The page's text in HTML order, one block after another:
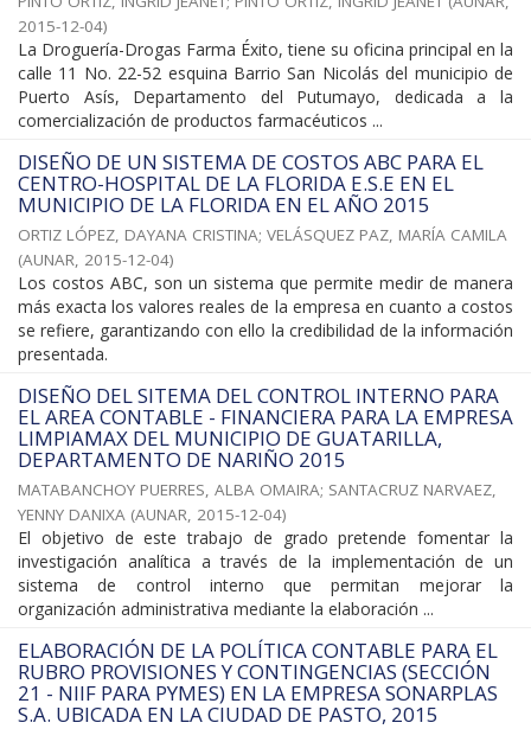
2015-12-04)
La Droguería-Drogas Farma Éxito, tiene su oficina principal en la
calle 11 No. 22-52 esquina Barrio San Nicolás del municipio de
Puerto Asís, Departamento del Putumayo, dedicada a la
comercialización de productos farmacéuticos ...
DISEÑO DE UN SISTEMA DE COSTOS ABC PARA EL
CENTRO-HOSPITAL DE LA FLORIDA E.S.E EN EL
MUNICIPIO DE LA FLORIDA EN EL AÑO 2015
ORTIZ LÓPEZ, DAYANA CRISTINA; VELÁSQUEZ PAZ, MARÍA CAMILA
(AUNAR, 2015-12-04)
Los costos ABC, son un sistema que permite medir de manera
más exacta los valores reales de la empresa en cuanto a costos
se refiere, garantizando con ello la credibilidad de la información
presentada.
DISEÑO DEL SITEMA DEL CONTROL INTERNO PARA
EL AREA CONTABLE - FINANCIERA PARA LA EMPRESA
LIMPIAMAX DEL MUNICIPIO DE GUATARILLA,
DEPARTAMENTO DE NARIÑO 2015
MATABANCHOY PUERRES, ALBA OMAIRA; SANTACRUZ NARVAEZ,
YENNY DANIXA (AUNAR, 2015-12-04)
El objetivo de este trabajo de grado pretende fomentar la
investigación analítica a través de la implementación de un
sistema de control interno que permitan mejorar la
organización administrativa mediante la elaboración ...
ELABORACIÓN DE LA POLÍTICA CONTABLE PARA EL
RUBRO PROVISIONES Y CONTINGENCIAS (SECCIÓN
21 - NIIF PARA PYMES) EN LA EMPRESA SONARPLAS
S.A. UBICADA EN LA CIUDAD DE PASTO, 2015